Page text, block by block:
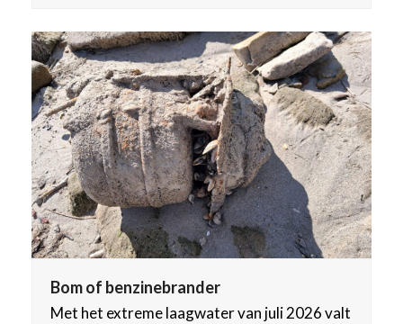
Bom of benzinebrander
Met het extreme laagwater van juli 2026 valt